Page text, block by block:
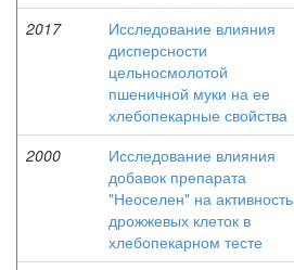
2017
Исследование влияния
дисперсности
цельносмолотой
пшеничной муки на ее
хлебопекарные свойства
2000
Исследование влияния
добавок препарата
"Неоселен" на активность
дрожжевых клеток в
хлебопекарном тесте